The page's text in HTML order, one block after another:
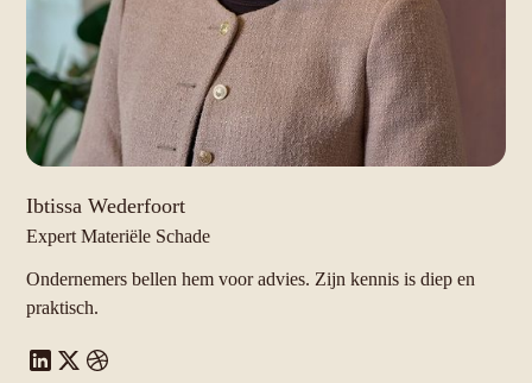
Ibtissa Wederfoort
Expert Materiële Schade
Ondernemers bellen hem voor advies. Zijn kennis is diep en
praktisch.